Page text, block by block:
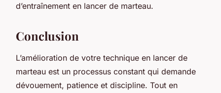
d’entraînement en lancer de marteau.
Conclusion
L’amélioration de votre technique en lancer de
marteau est un processus constant qui demande
dévouement, patience et discipline. Tout en